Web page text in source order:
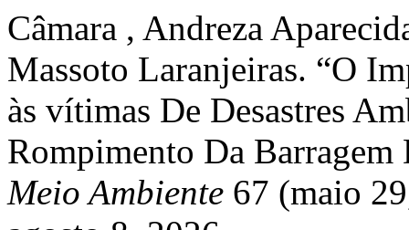
Câmara , Andreza
Massoto Laranjeiras. “O
às vítimas De Desastres
Rompimento Da
Meio Ambiente 67 (maio